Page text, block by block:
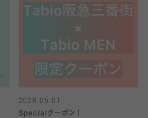
2026.05.01
Specialクーポン！